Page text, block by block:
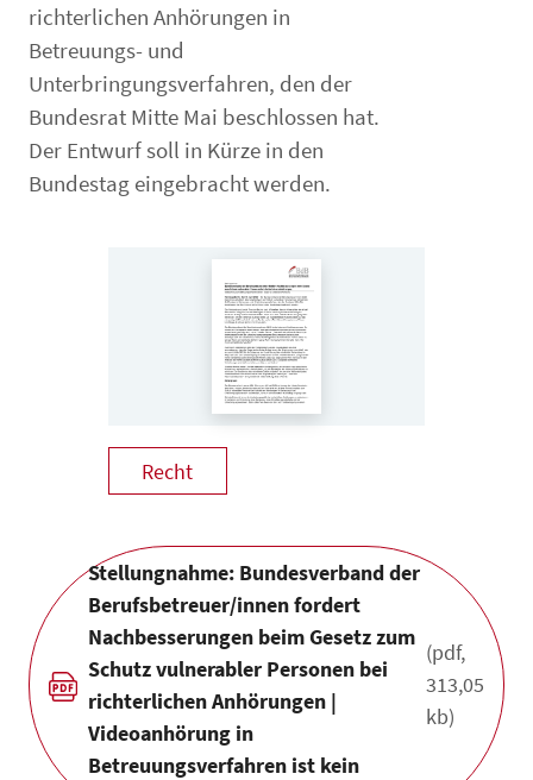
richterlichen Anhörungen in
Betreuungs- und
Unterbringungsverfahren, den der
Bundesrat Mitte Mai beschlossen hat.
Der Entwurf soll in Kürze in den
Bundestag eingebracht werden.
Recht
Stellungnahme: Bundesverband der
Berufsbetreuer/innen fordert
Nachbesserungen beim Gesetz zum
Schutz vulnerabler Personen bei
richterlichen Anhörungen |
Videoanhörung in
Betreuungsverfahren ist kein
(pdf,
313,05
kb)